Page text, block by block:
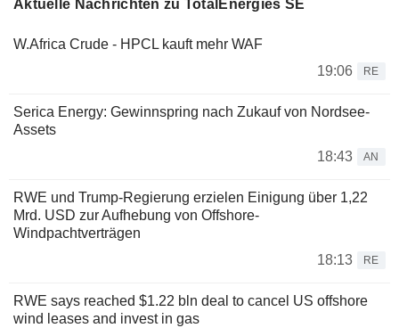
Aktuelle Nachrichten zu TotalEnergies SE
W.Africa Crude - HPCL kauft mehr WAF
19:06
RE
Serica Energy: Gewinnspring nach Zukauf von Nordsee-
Assets
18:43
AN
RWE und Trump-Regierung erzielen Einigung über 1,22
Mrd. USD zur Aufhebung von Offshore-
Windpachtverträgen
18:13
RE
RWE says reached $1.22 bln deal to cancel US offshore
wind leases and invest in gas